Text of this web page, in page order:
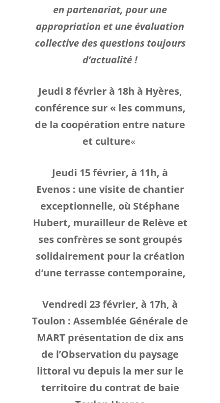
en partenariat, pour une
appropriation et une évaluation
collective des questions toujours
d’actualité !
Jeudi 8 février à 18h à Hyères,
conférence sur « les communs,
de la coopération entre nature
et culture«
Jeudi 15 février, à 11h, à
Evenos : une visite de chantier
exceptionnelle, où Stéphane
Hubert, murailleur de Relève et
ses confrères se sont groupés
solidairement pour la création
d’une terrasse contemporaine,
Vendredi 23 février, à 17h, à
Toulon : Assemblée Générale de
MART présentation de dix ans
de l’Observation du paysage
littoral vu depuis la mer sur le
territoire du contrat de baie